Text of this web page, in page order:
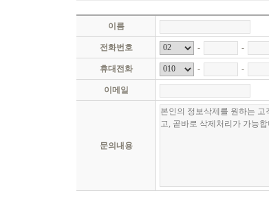
가. 다른 사람의 명의를 사용하여 가입 신청한 경우
나. 신청 시 필수 작성 사항을 허위로 기재한 경우
다. 14세 미만 아동이 법정대리인(부모 등)의 동의
라. 관계법령의 위반을 목적으로 신청하거나 그
마. 사회의 안녕질서 또는 미풍양속을 저해할 목
바. 부속계정이 최초의 계정과 서로 분리되는 상
(부속계정에 대한 규정: 최초 계정에서 광고계정
사. 다른 사람의 카라이브의 이용을 방해하거나
아. 제13조 회원의 의무를 지키지 않는 경우
③ 제1항에 따른 신청에 있어 카라이브는 회원의
④ 카라이브가 회원 자격을 박탈하는 경우에는
제6조 (개인정보의 취득 및 이용)
① 카라이브는 개인정보 보호정책을 제정하여
3) 개인정보 수집 방법
홈페이지, 상담 게시판, 이벤트응모
* 개인정보의 수집 및 이용목적
개인정보란 생존하는 개인에 관한 정보로서 당
정보와 용이하게 결합하여 식별 할 수 있는 것을
'카라이브'가 회원 개인의 정보를 수집하는 목적
정보를 선택적으로 제공하는 것이 가능하게 됩니
"카라이브"는 본 사이트를 이용하여 자동차를
이름
전화번호 - -
휴대전화 - -
이메일
문의내용